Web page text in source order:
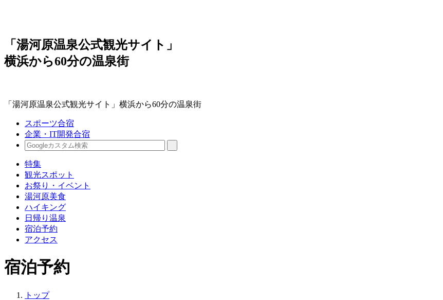
「湯河原温泉公式観光サイト」
横浜から60分の温泉街
「湯河原温泉公式観光サイト」横浜から60分の温泉街
スポーツ合宿
企業・IT開発合宿
特集
観光スポット
お祭り・イベント
湯河原美食
ハイキング
日帰り温泉
宿泊予約
アクセス
宿泊予約
トップ